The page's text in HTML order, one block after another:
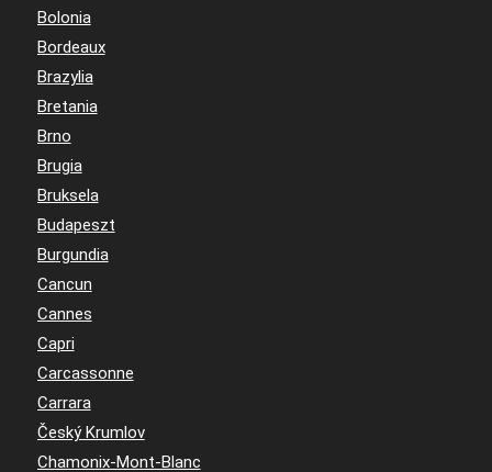
Bolonia
Bordeaux
Brazylia
Bretania
Brno
Brugia
Bruksela
Budapeszt
Burgundia
Cancun
Cannes
Capri
Carcassonne
Carrara
Český Krumlov
Chamonix-Mont-Blanc